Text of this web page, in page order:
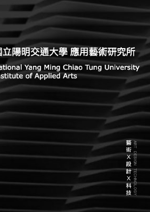
交通大學 應用藝術研
究所
Arts, National Yang Ming Chiao